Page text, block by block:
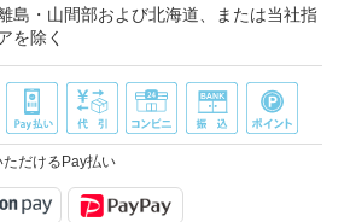
島・山間部および北海道、または当社指
を除く
ただけるPay払い